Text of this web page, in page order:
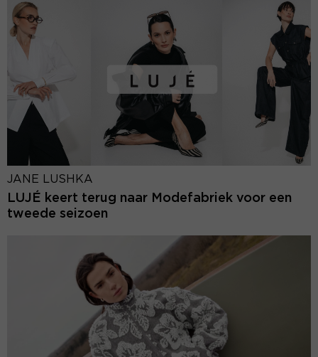
JANE LUSHKA
LUJÉ keert terug naar Modefabriek voor een
tweede seizoen